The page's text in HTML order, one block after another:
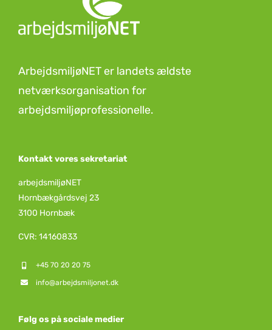
ArbejdsmiljøNET er landets ældste
netværksorganisation for
arbejdsmiljøprofessionelle.
Kontakt vores sekretariat
arbejdsmiljøNET
Hornbækgårdsvej 23
3100 Hornbæk
CVR: 14160833
+45 70 20 20 75
info@arbejdsmiljonet.dk
Følg os på sociale medier